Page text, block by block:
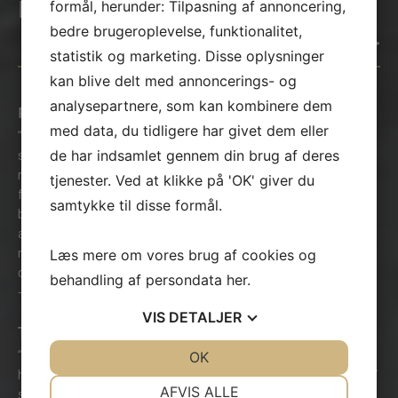
KUNDEUDTALELSER
Se vores anmeldelser på håndværker.dk >
Resultat og service i top
“Vi har fra a-z været utrolig glade for at have dette firma til at
stå for renovation af vores badeværelse. Kommunikation,
rådgivning og kvaliteten af arbejdet har levet op til alle
forventninger, og vi er super glade for vores flotte nye
badeværelse. Vi har haft besøg af yderst venlige folk, der
arbejder effektivt, er fleksible mht. ønsker/ændringer og som
ryder pænt op. Prisen kan vi heller ikke klage over. Vi kan på
det varmeste anbefale Murerfirmaet Bjerregård Pedersen. ”
– Else
Trægulv til nye klinker
“Vi har fået lagt klinkegulv i køkken, vi har lige købt hus og
havde et meget slidt trægulv i køkken og ville have klinker på i
stedet, vi ringede til Anders torsdag uge 2, og tænker vi når
formål, herunder: Tilpasning af annoncering,
bedre brugeroplevelse, funktionalitet,
statistik og marketing. Disse oplysninger
kan blive delt med annoncerings- og
analysepartnere, som kan kombinere dem
med data, du tidligere har givet dem eller
de har indsamlet gennem din brug af deres
tjenester. Ved at klikke på 'OK' giver du
samtykke til disse formål.
Læs mere om vores brug af cookies og
behandling af persondata her.
VIS DETALJER
AFVIS ALLE
OK